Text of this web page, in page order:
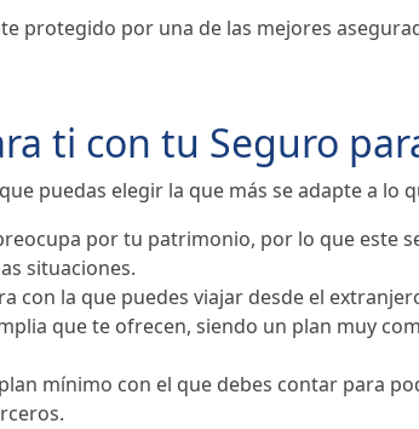
protegido por una de las mejores
ti con tu Seguro
puedas elegir la que más se adapte a
por tu patrimonio, por lo que este
situaciones.
con la que puedes viajar desde el
que te ofrecen, siendo un plan muy
mínimo con el que debes contar para